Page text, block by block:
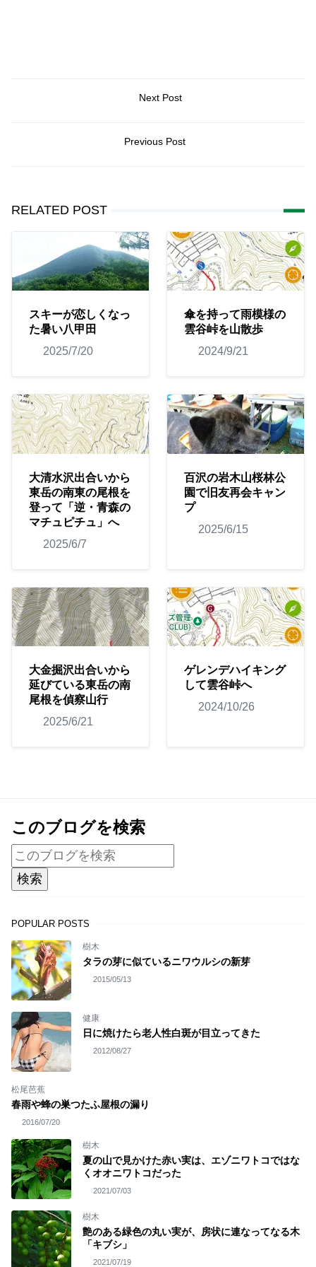
Next Post
Previous Post
RELATED POST
スキーが恋しくなっ
た暑い八甲田
2025/7/20
傘を持って雨模様の
雲谷峠を山散歩
2024/9/21
大清水沢出合いから
東岳の南東の尾根を
登って「逆・青森の
マチュピチュ」へ
2025/6/7
百沢の岩木山桜林公
園で旧友再会キャン
プ
2025/6/15
大金掘沢出合いから
延びている東岳の南
尾根を偵察山行
2025/6/21
ゲレンデハイキング
して雲谷峠へ
2024/10/26
このブログを検索
POPULAR POSTS
樹木
タラの芽に似ているニワウルシの新芽
2015/05/13
健康
日に焼けたら老人性白斑が目立ってきた
2012/08/27
松尾芭蕉
春雨や蜂の巣つたふ屋根の漏り
2016/07/20
樹木
夏の山で見かけた赤い実は、エゾニワトコではな
くオオニワトコだった
2021/07/03
樹木
艶のある緑色の丸い実が、房状に連なってなる木
「キブシ」
2021/07/19